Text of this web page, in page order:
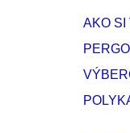
AKO SI